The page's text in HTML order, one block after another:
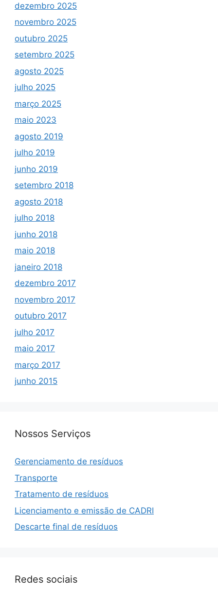
dezembro 2025
novembro 2025
outubro 2025
setembro 2025
agosto 2025
julho 2025
março 2025
maio 2023
agosto 2019
julho 2019
junho 2019
setembro 2018
agosto 2018
julho 2018
junho 2018
maio 2018
janeiro 2018
dezembro 2017
novembro 2017
outubro 2017
julho 2017
maio 2017
março 2017
junho 2015
Nossos Serviços
Gerenciamento de resíduos
Transporte
Tratamento de resíduos
Licenciamento e emissão de CADRI
Descarte final de resíduos
Redes sociais